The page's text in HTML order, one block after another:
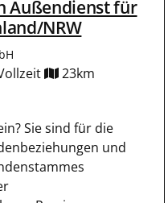
Außendienst für
NRW
23km
Sie sind für die
und